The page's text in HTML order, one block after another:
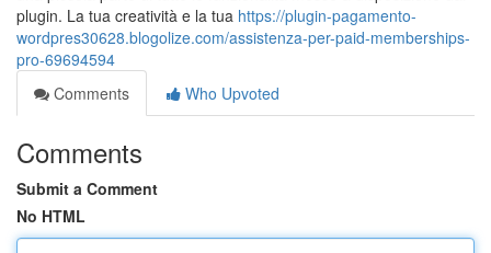
plugin. La tua creatività e la tua https://plugin-pagamento-
wordpres30628.blogolize.com/assistenza-per-paid-memberships-
pro-69694594
Comments
Who Upvoted
Comments
Submit a Comment
No HTML